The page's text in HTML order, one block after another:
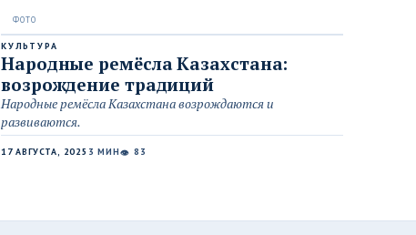
КУЛЬТУРА
Народные ремёсла Казахстана:
возрождение традиций
Народные ремёсла Казахстана возрождаются и
развиваются.
17 АВГУСТА, 2025 3 МИН👁 83